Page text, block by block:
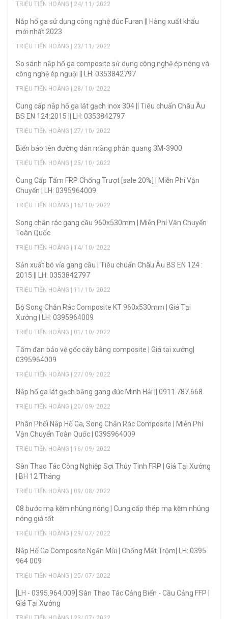
TRIỆU TIẾN HOÀNG | 24/ 11/ 2022
Nắp hố ga sử dụng công nghệ đúc Furan || Hàng xuất khẩu
mới nhất 2023
TRIỆU TIẾN HOÀNG | 23/ 11/ 2022
So sánh nắp hố ga composite sử dụng công nghệ ép nóng và
công nghệ ép nguội || LH: 0353842797
TRIỆU TIẾN HOÀNG | 28/ 10/ 2022
Cung cấp nắp hố ga lát gạch inox 304 || Tiêu chuẩn Châu Âu
BS EN 124:2015 || LH: 0353842797
TRIỆU TIẾN HOÀNG | 27/ 10/ 2022
Biển báo tên đường dán màng phản quang 3M-3900
TRIỆU TIẾN HOÀNG | 25/ 10/ 2022
Cung Cấp Tấm FRP Chống Trượt [sale 20%] | Miễn Phí Vận
Chuyển | LH: 0395964009
TRIỆU TIẾN HOÀNG | 16/ 10/ 2022
Song chắn rác gang cầu 960x530mm | Miễn Phí Vận Chuyển
Toàn Quốc
TRIỆU TIẾN HOÀNG | 14/ 10/ 2022
Sản xuẩt bó vỉa gang cầu | Tiêu chuẩn Châu Âu BS EN 124 :
2015 || LH: 0353842797
TRIỆU TIẾN HOÀNG | 11/ 10/ 2022
Bộ Song Chắn Rác Composite KT 960x530mm | Giá Tại
Xưởng | LH: 0395964009
TRIỆU TIẾN HOÀNG | 01/ 10/ 2022
Tấm đan bảo vệ gốc cây bằng composite | Giá tại xưởng|
0395964009
TRIỆU TIẾN HOÀNG | 27/ 09/ 2022
Nắp hố ga lát gạch bằng gang đúc Minh Hải || 0911.787.668
TRIỆU TIẾN HOÀNG | 20/ 09/ 2022
Phân Phối Nắp Hố Ga, Song Chắn Rác Composite | Miễn Phí
Vận Chuyển Toàn Quốc | 0395964009
TRIỆU TIẾN HOÀNG | 16/ 09/ 2022
Sàn Thao Tác Công Nghiệp Sợi Thủy Tinh FRP | Giá Tại Xưởng
| BH 12 Tháng
TRIỆU TIẾN HOÀNG | 09/ 08/ 2022
08 bước mạ kẽm nhúng nóng | Cung cấp thép mạ kẽm nhúng
nóng giá tốt
TRIỆU TIẾN HOÀNG | 29/ 07/ 2022
Nắp Hố Ga Composite Ngăn Mùi | Chống Mất Trộm| LH: 0395
964 009
TRIỆU TIẾN HOÀNG | 25/ 07/ 2022
[LH - 0395.964.009] Sàn Thao Tác Cảng Biển - Cầu Cảng FFP |
Giá Tại Xưởng